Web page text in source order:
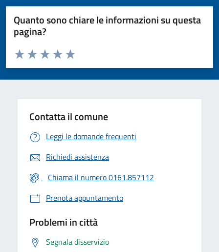
Quanto sono chiare le informazioni su questa
pagina?
Valuta da 1 a 5 stelle la pagina
Valuta 5 stelle su 5
Valuta 4 stelle su 5
Valuta 3 stelle su 5
Valuta 2 stelle su 5
Valuta 1 stelle su 5
Contatta il comune
Leggi le domande frequenti
Richiedi assistenza
Chiama il numero 0161.857112
Prenota appuntamento
Problemi in città
Segnala disservizio